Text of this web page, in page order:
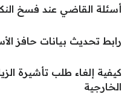
أسئلة القاضي عند فسخ
رابط تحديث بيانات حافز
كيفية إلغاء طلب تأشيرة
الخارجية